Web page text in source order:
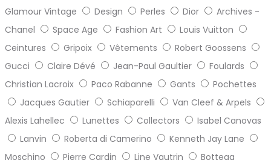
Glamour Vintage
Design Perles Dior
Archives -
Chanel
Space Age Fashion Art
Louis Vuitton
Ceintures
Gripoix Vêtements
Robert Goossens
Gucci
Claire Dévé Jean-Paul Gaultier
Foulards
Christian Lacroix
Paco Rabanne Gants
Pochettes
Jacques Gautier
Schiaparelli
Van Cleef & Arpels
Alexis Lahellec
Lunettes Collectors
Isabel Canovas
Lanvin
Roberta di Camerino
Kenneth Jay Lane
Moschino
Pierre Cardin Line Vautrin
Bottega